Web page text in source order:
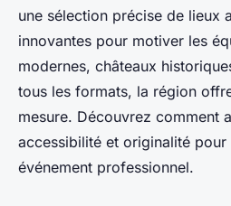
une sélection précise de lieux
innovantes pour motiver les
modernes, châteaux
tous les formats, la région
mesure. Découvrez comment
accessibilité et originalité
événement professionnel.